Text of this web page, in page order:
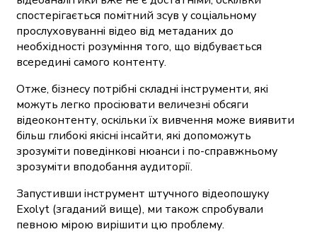
спостерігається помітний зсув у соціальному
прослуховуванні відео від метаданих до
необхідності розуміння того, що відбувається
всередині самого контенту.
Отже, бізнесу потрібні складні інструменти, які
можуть легко просіювати величезні обсяги
відеоконтенту, оскільки їх вивчення може виявити
більш глибокі якісні інсайти, які допоможуть
зрозуміти поведінкові нюанси і по-справжньому
зрозуміти вподобання аудиторії.
Запустивши інструмент штучного відеопошуку
Exolyt (згаданий вище), ми також спробували
певною мірою вирішити цю проблему.